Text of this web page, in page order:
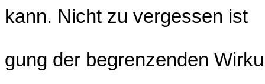
kann. Nicht zu vergessen ist
gung der begrenzenden